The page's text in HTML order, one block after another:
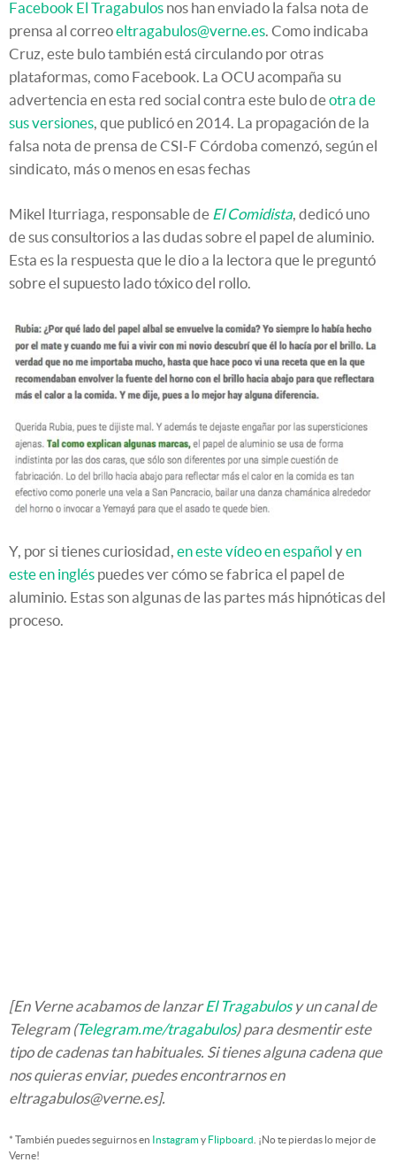
Facebook El Tragabulos nos han enviado la falsa nota de
prensa al correoeltragabulos@verne.es. Como indicaba
Cruz, este bulo también está circulando por otras
plataformas, como Facebook. La OCU acompaña su
advertencia en esta red social contra este bulo deotra de
sus versiones, que publicó en 2014. La propagación de la
falsa nota de prensa de CSI-F Córdoba comenzó, según el
sindicato, más o menos en esas fechas
Mikel Iturriaga, responsable de El Comidista, dedicó uno
de sus consultorios a las dudas sobre el papel de aluminio.
Esta es la respuesta que le dio a la lectora que le preguntó
sobre el supuesto lado tóxico del rollo.
Y, por si tienes curiosidad, en este vídeo en español yen
este en inglés puedes ver cómo se fabrica el papel de
aluminio. Estas son algunas de las partes más hipnóticas del
proceso.
[En Verne acabamos de lanzarEl Tragabulosy un canal de
Telegram (Telegram.me/tragabulos) para desmentir este
tipo de cadenas tan habituales. Si tienes alguna cadena que
nos quieras enviar, puedes encontrarnos en
eltragabulos@verne.es].
* También puedes seguirnos en Instagramy Flipboard . ¡No te pierdas lo mejor de
Verne!